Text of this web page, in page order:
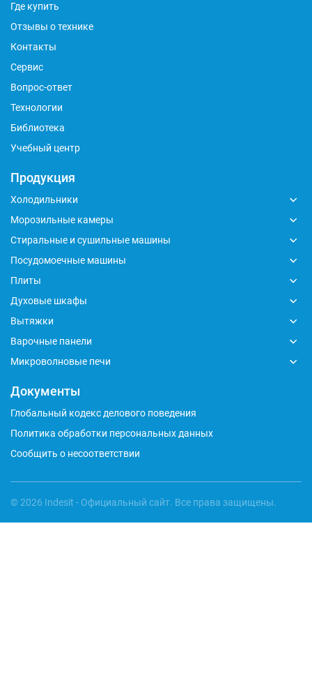
Где купить
Отзывы о технике
Контакты
Сервис
Вопрос-ответ
Технологии
Библиотека
Учебный центр
Продукция
Холодильники
Морозильные камеры
Стиральные и сушильные машины
Посудомоечные машины
Плиты
Духовые шкафы
Вытяжки
Варочные панели
Микроволновые печи
Документы
Глобальный кодекс делового поведения
Политика обработки персональных данных
Сообщить о несоответствии
© 2026 Indesit - Официальный сайт. Все права защищены.